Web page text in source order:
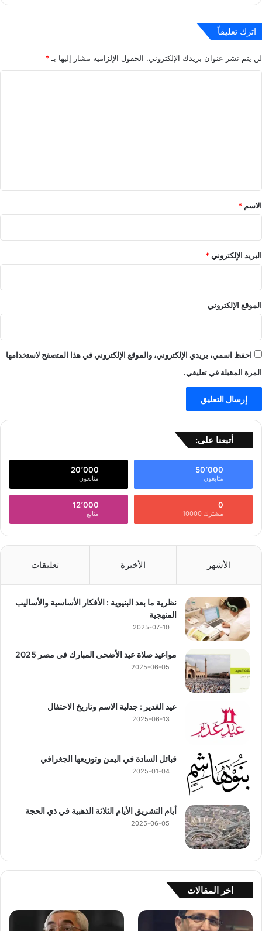
اترك تعليقاً
لن يتم نشر عنوان بريدك الإلكتروني. الحقول الإلزامية مشار إليها بـ *
*
الاسم *
البريد الإلكتروني*
الموقع الإلكتروني
احفظ اسمي، بريدي الإلكتروني، والموقع الإلكتروني في هذا المتصفح لاستخدامها
المرة المقبلة في تعليقي.
أتبعنا على:
50٬000
متابعون
20٬000
متابعون
0
مشترك 10000
12٬000
متابع
الأشهر الأخيرة تعليقات
نظرية ما بعد البنيوية : الأفكار الأساسية والأساليب
المنهجية
2025-07-10
مواعيد صلاة عيد الأضحى المبارك في مصر 2025
2025-06-05
عيد الغدير : جدلية الاسم وتاريخ الاحتفال
2025-06-13
قبائل السادة في اليمن وتوزيعها الجغرافي
2025-01-04
أيام التشريق الأيام الثلاثة الذهبية في ذي الحجة
2025-06-05
اخر المقالات